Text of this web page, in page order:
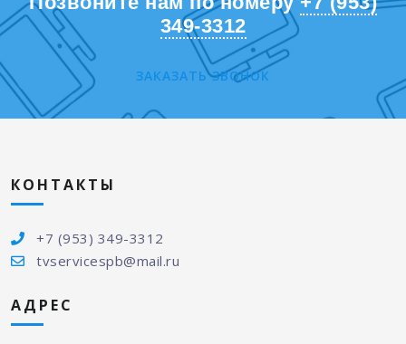
349-3312
ЗАКАЗАТЬ ЗВОНОК
КОНТАКТЫ
+7 (953) 349-3312
tvservicespb@mail.ru
АДРЕС